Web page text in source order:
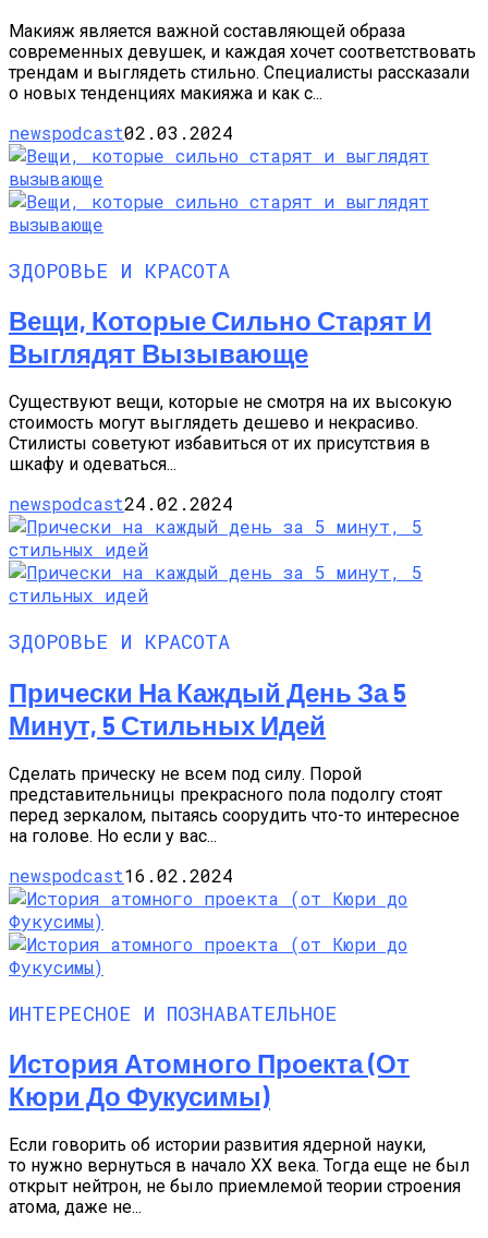
Макияж является важной составляющей образа
современных девушек, и каждая хочет соответствовать
трендам и выглядеть стильно. Специалисты рассказали
о новых тенденциях макияжа и как с...
newspodcast02.03.2024
ЗДОРОВЬЕ И КРАСОТА
Вещи, Которые Сильно Старят И
Выглядят Вызывающе
Существуют вещи, которые не смотря на их высокую
стоимость могут выглядеть дешево и некрасиво.
Стилисты советуют избавиться от их присутствия в
шкафу и одеваться...
newspodcast24.02.2024
ЗДОРОВЬЕ И КРАСОТА
Прически На Каждый День За 5
Минут, 5 Стильных Идей
Сделать прическу не всем под силу. Порой
представительницы прекрасного пола подолгу стоят
перед зеркалом, пытаясь соорудить что-то интересное
на голове. Но если у вас...
newspodcast16.02.2024
ИНТЕРЕСНОЕ И ПОЗНАВАТЕЛЬНОЕ
История Атомного Проекта (от
Кюри До Фукусимы)
Если говорить об истории развития ядерной науки,
то нужно вернуться в начало XX века. Тогда еще не был
открыт нейтрон, не было приемлемой теории строения
атома, даже не...